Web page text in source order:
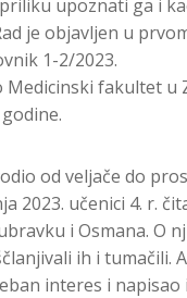
upoznati ga i
je objavljen u
1-2/2023.
Medicinski fakultet u
od veljače do
2023. učenici 4. r.
i Osmana. O
ih i tumačili.
interes i napisao